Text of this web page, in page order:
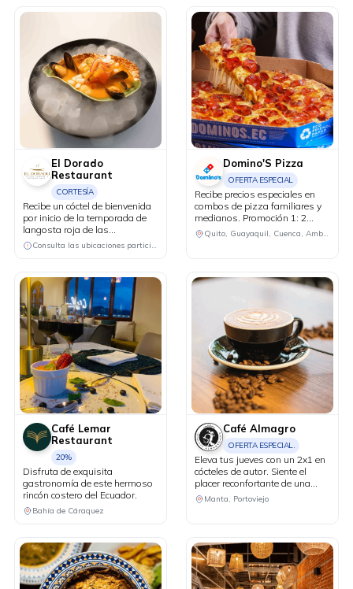
El Dorado
Restaurant
CORTESÍA
Recibe un cóctel de bienvenida
por inicio de la temporada de
langosta roja de las
Galápagos.
Consulta las ubicaciones participantes
Domino'S Pizza
OFERTA ESPECIAL
Recibe precios especiales en
combos de pizza familiares y
medianos. Promoción 1: 2
pizzas familiares hasta 4
ingredientes + 1 bebida familiar
ingrediente + 1 bebida familiar
por USD 18.48.
Quito, Guayaquil, Cuenca, Ambato, Santo Domingo
Café Lemar
Restaurant
20%
Disfruta de exquisita
gastronomía de este hermoso
rincón costero del Ecuador.
Bahía de Cáraquez
Café Almagro
OFERTA ESPECIAL.
Eleva tus jueves con un 2x1 en
cócteles de autor. Siente el
placer reconfortante de una
bebida caliente de cortesía al
realizar compras iguales o
Manta, Portoviejo